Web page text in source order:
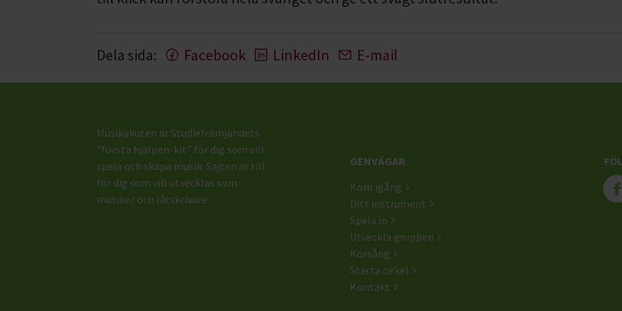
Dela sida: Facebook LinkedIn E-mail
Musikakuten är Studiefrämjandets
"första hjälpen-kit" för dig som vill
spela och skapa musik. Sajten är till
för dig som vill utvecklas som
musiker och låtskrivare.
GENVÄGAR
Kom igång
Ditt instrument
Spela in
Utveckla gruppen
Körsång
Starta cirkel
Kontakt